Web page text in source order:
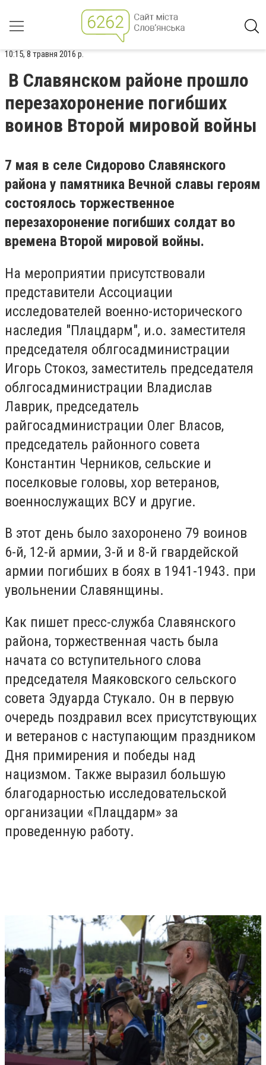
10:15, 8 травня 2016 р.
В Славянском районе прошло
перезахоронение погибших
воинов Второй мировой войны
7 мая в селе Сидорово Славянского
района у памятника Вечной славы героям
состоялось торжественное
перезахоронение погибших солдат во
времена Второй мировой войны.
На мероприятии присутствовали
представители Ассоциации
исследователей военно-исторического
наследия "Плацдарм", и.о. заместителя
председателя облгосадминистрации
Игорь Стокоз, заместитель председателя
облгосадминистрации Владислав
Лаврик, председатель
райгосадминистрации Олег Власов,
председатель районного совета
Константин Черников, сельские и
поселковые головы, хор ветеранов,
военнослужащих ВСУ и другие.
В этот день было захоронено 79 воинов
6-й, 12-й армии, 3-й и 8-й гвардейской
армии погибших в боях в 1941-1943. при
увольнении Славянщины.
Как пишет пресс-служба Славянского
района, торжественная часть была
начата со вступительного слова
председателя Маяковского сельского
совета Эдуарда Стукало. Он в первую
очередь поздравил всех присутствующих
и ветеранов с наступающим праздником
Дня примирения и победы над
нацизмом. Также выразил большую
благодарностью исследовательской
организации «Плацдарм» за
проведенную работу.